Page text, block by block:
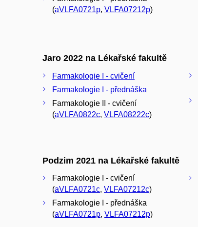
(aVLFA0721p, VLFA07212p)
Jaro 2022 na Lékařské fakultě
Farmakologie I - cvičení
Farmakologie I - přednáška
Farmakologie II - cvičení
(aVLFA0822c, VLFA08222c)
Podzim 2021 na Lékařské fakultě
Farmakologie I - cvičení
(aVLFA0721c, VLFA07212c)
Farmakologie I - přednáška
(aVLFA0721p, VLFA07212p)